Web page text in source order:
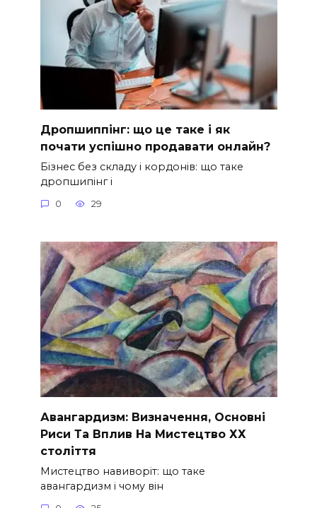
Дропшиппінг: що це таке і як
почати успішно продавати онлайн?
Бізнес без складу і кордонів: що таке
дропшипінг і
0 29
Авангардизм: Визначення, Основні
Риси Та Вплив На Мистецтво ХХ
століття
Мистецтво навиворіт: що таке
авангардизм і чому він